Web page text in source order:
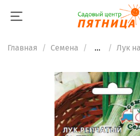
Главная Семена ... Лук